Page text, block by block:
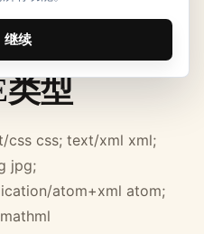
继续
型
css css; text/xml xml;
jpg;
atom+xml atom;